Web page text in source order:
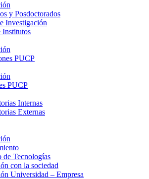
y Posdoctorados
Investigación
Institutos
PUCP
PUCP
Internas
Externas
de Tecnologías
con la sociedad
Universidad – Empresa